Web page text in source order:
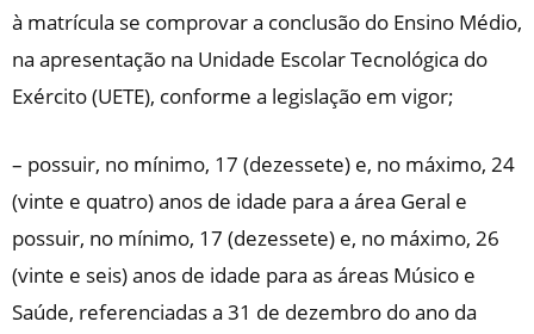
à matrícula se comprovar a conclusão do Ensino Médio,
na apresentação na Unidade Escolar Tecnológica do
Exército (UETE), conforme a legislação em vigor;
– possuir, no mínimo, 17 (dezessete) e, no máximo, 24
(vinte e quatro) anos de idade para a área Geral e
possuir, no mínimo, 17 (dezessete) e, no máximo, 26
(vinte e seis) anos de idade para as áreas Músico e
Saúde, referenciadas a 31 de dezembro do ano da